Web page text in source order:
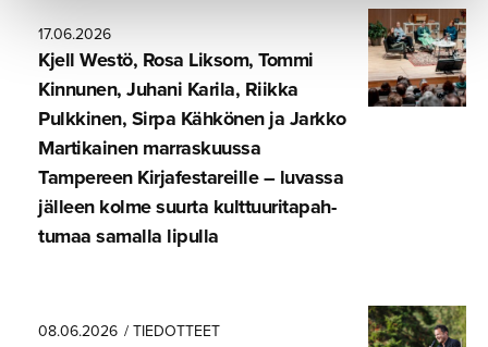
17.06.2026
Kjell Westö, Rosa Liksom, Tommi
Kinnunen, Juhani Karila, Riikka
Pulkkinen, Sirpa Kähkönen ja Jarkko
Martikainen marraskuussa
Tampereen Kirjafes­ta­reille – luvassa
jälleen kolme suurta kulttuuri­ta­pah­
tumaa samalla lipulla
08.06.2026 / TIEDOTTEET